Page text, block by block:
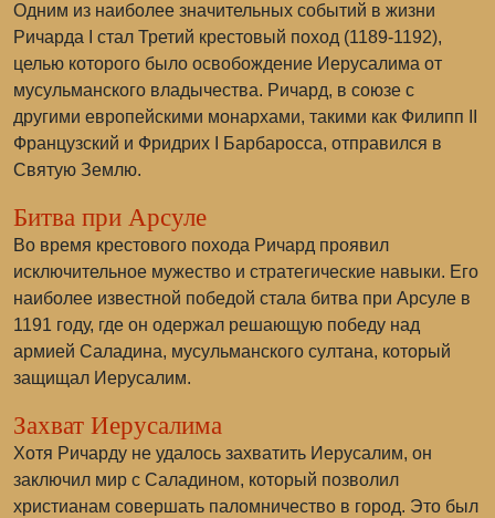
Одним из наиболее значительных событий в жизни
Ричарда I стал Третий крестовый поход (1189-1192),
целью которого было освобождение Иерусалима от
мусульманского владычества. Ричард, в союзе с
другими европейскими монархами, такими как Филипп II
Французский и Фридрих I Барбаросса, отправился в
Святую Землю.
Битва при Арсуле
Во время крестового похода Ричард проявил
исключительное мужество и стратегические навыки. Его
наиболее известной победой стала битва при Арсуле в
1191 году, где он одержал решающую победу над
армией Саладина, мусульманского султана, который
защищал Иерусалим.
Захват Иерусалима
Хотя Ричарду не удалось захватить Иерусалим, он
заключил мир с Саладином, который позволил
христианам совершать паломничество в город. Это был